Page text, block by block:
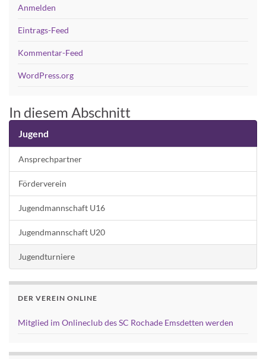
Anmelden
Eintrags-Feed
Kommentar-Feed
WordPress.org
In diesem Abschnitt
Jugend
Ansprechpartner
Förderverein
Jugendmannschaft U16
Jugendmannschaft U20
Jugendturniere
DER VEREIN ONLINE
Mitglied im Onlineclub des SC Rochade Emsdetten werden